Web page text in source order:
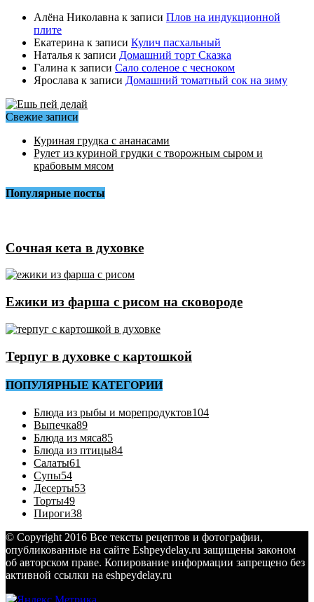
Алёна Николавна к записи Плов на индукционной
плите
Екатерина к записи Кулич пасхальный
Наталья к записи Домашний торт Сказка
Галина к записи Сало соленое с чесноком
Ярослава к записи Домашний томатный сок на зиму
Свежие записи
Куриная грудка с ананасами
Рулет из куриной грудки с творожным сыром и
крабовым мясом
Популярные посты
Сочная кета в духовке
Ежики из фарша с рисом на сковороде
Терпуг в духовке с картошкой
ПОПУЛЯРНЫЕ КАТЕГОРИИ
Блюда из рыбы и морепродуктов104
Выпечка89
Блюда из мяса85
Блюда из птицы84
Салаты61
Супы54
Десерты53
Торты49
Пироги38
© Copyright 2016 Все тексты рецептов и фотографии,
опубликованные на сайте Eshpeydelay.ru защищены законом
об авторском праве. Копирование информации запрещено без
активной ссылки на eshpeydelay.ru